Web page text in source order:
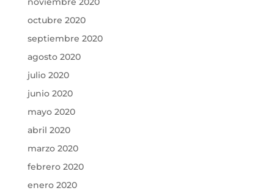
octubre 2020
septiembre 2020
agosto 2020
julio 2020
junio 2020
mayo 2020
abril 2020
marzo 2020
febrero 2020
enero 2020